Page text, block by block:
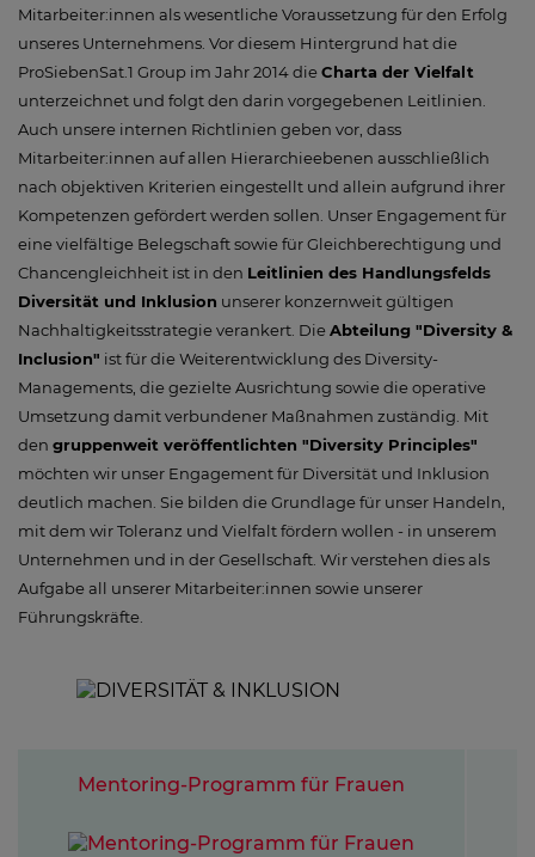
Mitarbeiter:innen als wesentliche Voraussetzung für den Erfolg
unseres Unternehmens. Vor diesem Hintergrund hat die
ProSiebenSat.1 Group im Jahr 2014 dieCharta der Vielfalt
unterzeichnet und folgt den darin vorgegebenen Leitlinien.
Auch unsere internen Richtlinien geben vor, dass
Mitarbeiter:innen auf allen Hierarchieebenen ausschließlich
nach objektiven Kriterien eingestellt und allein aufgrund ihrer
Kompetenzen gefördert werden sollen. Unser Engagement für
eine vielfältige Belegschaft sowie für Gleichberechtigung und
Chancengleichheit ist in den Leitlinien des Handlungsfelds
Diversität und Inklusion unserer konzernweit gültigen
Nachhaltigkeitsstrategie verankert. DieAbteilung "Diversity &
Inclusion" ist für die Weiterentwicklung des Diversity-
Managements, die gezielte Ausrichtung sowie die operative
Umsetzung damit verbundener Maßnahmen zuständig. Mit
den gruppenweit veröffentlichten "Diversity Principles"
möchten wir unser Engagement für Diversität und Inklusion
deutlich machen. Sie bilden die Grundlage für unser Handeln,
mit dem wir Toleranz und Vielfalt fördern wollen - in unserem
Unternehmen und in der Gesellschaft. Wir verstehen dies als
Aufgabe all unserer Mitarbeiter:innen sowie unserer
Führungskräfte.
Mentoring-Programm für Frauen